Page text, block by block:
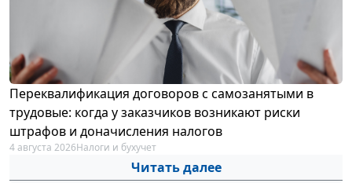
Переквалификация договоров с самозанятыми в
трудовые: когда у заказчиков возникают риски
штрафов и доначисления налогов
4 августа 2026Налоги и бухучет
Читать далее